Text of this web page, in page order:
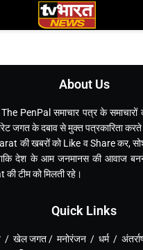
About Us
PenPal समाचार पत्र के समाचारों
जगत के दबाव से मुक्त पत्रकारिता
की खबरों को Like व Share कर,
देश के आम जनमानस की आवाज
टीम को मिलती रहे।
Quick Links
/ खेल जगत / मनोरंजन / धर्म /